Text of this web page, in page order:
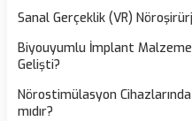
Sanal Gerçeklik (VR)
Biyouyumlu İmplant
Gelişti?
Nörostimülasyon
mıdır?